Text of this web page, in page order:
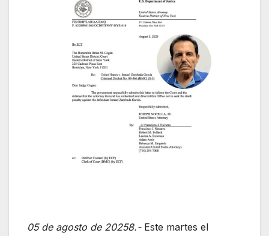
05 de agosto de 20258.-Este martes el